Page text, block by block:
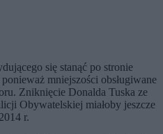
się stanąć po stronie
mniejszości obsługiwane
Zniknięcie Donalda Tuska ze
Obywatelskiej miałoby jeszcze
r.